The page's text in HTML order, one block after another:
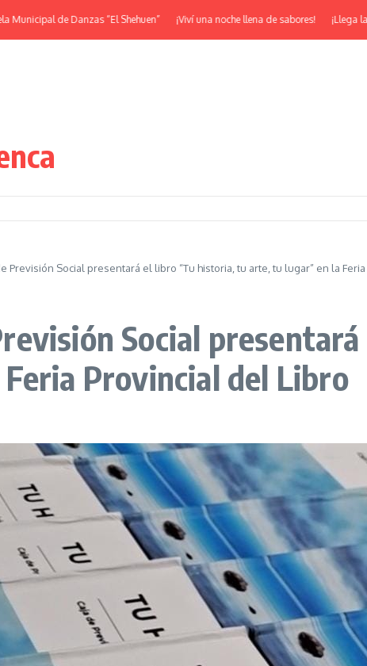
de Danzas “El Shehuen” ¡Viví una noche llena de sabores! ¡Llega la
Previsión Social presentará el libro “Tu historia, tu arte, tu lugar” en la
Social
Provincial del Libro